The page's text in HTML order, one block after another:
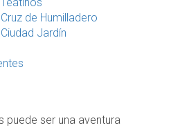
de Humilladero
Jardín
puede ser una aventura